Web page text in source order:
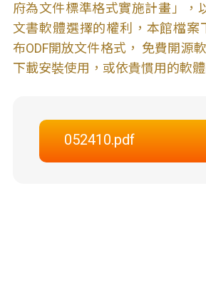
府為文件標準格式實施計畫」，
文書軟體選擇的權利，本館檔案
布ODF開放文件格式， 免費開源
下載安裝使用，或依貴慣用的軟體
052410.pdf